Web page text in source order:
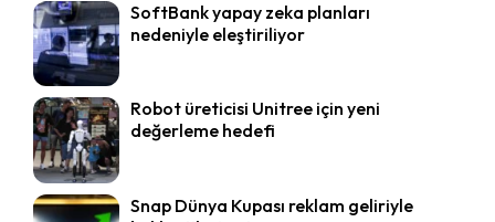
SoftBank yapay zeka planları
nedeniyle eleştiriliyor
Robot üreticisi Unitree için yeni
değerleme hedefi
Snap Dünya Kupası reklam geliriyle